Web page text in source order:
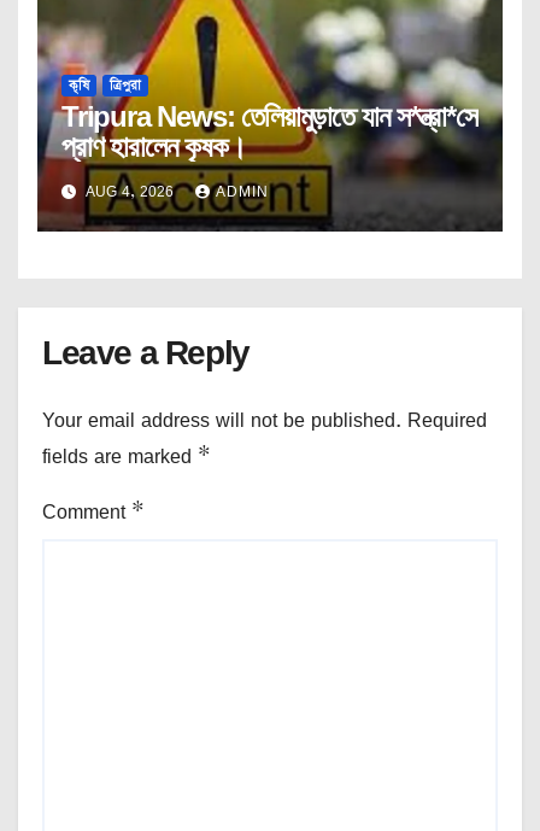
কৃষি ত্রিপুরা
Tripura News: তেলিয়ামুড়াতে যান স*ন্ত্রা*সে
প্রাণ হারালেন কৃষক।
AUG 4, 2026 ADMIN
Leave a Reply
Your email address will not be published. Required
fields are marked *
Comment *